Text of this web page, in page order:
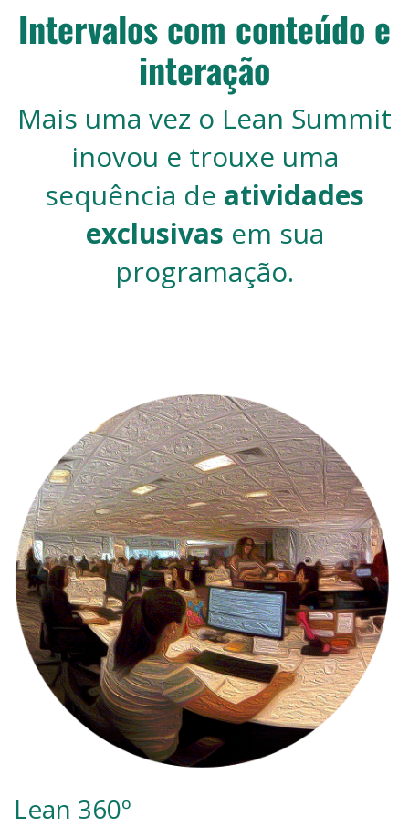
Intervalos com conteúdo e
interação
Mais uma vez o Lean Summit
inovou e trouxe uma
sequência de atividades
exclusivas em sua
programação.
Lean 360º